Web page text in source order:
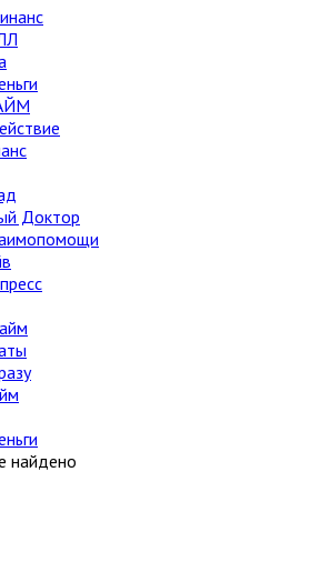
Доктор
найдено